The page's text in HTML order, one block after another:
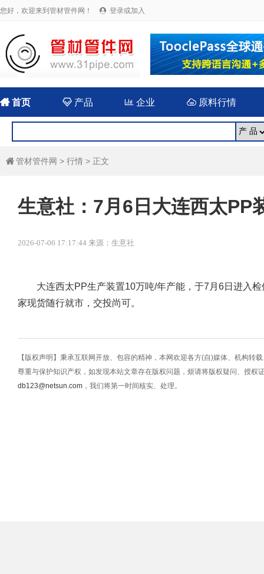
您好，欢迎来到管材管件网！  登录或加入
首页 产品  企业 原料行情
 管材管件网 > 行情 > 正文
生意社：7月6日大连西太PP
2026-07-06 17:17:44 来源：生意社
大连西太PP生产装置10万吨/年产能，于7月6日进入检
家现货随行就市，交投尚可。
【版权声明】秉承互联网开放、包容的精神，本网欢迎各方(自)媒体、机构转
尊重与保护知识产权，如发现本站文章存在版权问题，烦请将版权疑问、授权
db123@netsun.com ，我们将第一时间核实、处理。